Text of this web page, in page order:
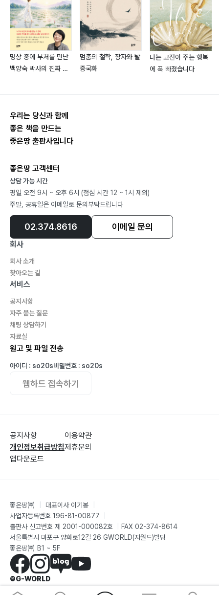
명상 중에 부처를 만난
백양숙 박사의 진짜 명
멈춤의 철학, 장자와 탈
중국화
나는 고전이 주는 행복
에 푹 빠졌습니다
우리는 당신과 함께
좋은 책을 만드는
좋은땅 출판사입니다
좋은땅 고객센터
상담 가능 시간
평일 오전 9시 ~ 오후 6시 (점심 시간 12 ~ 1시 제외)
주말, 공휴일은 이메일로 문의부탁드립니다
02.374.8616 이메일 문의
회사
회사 소개
찾아오는 길
서비스
공지사항
자주 묻는 질문
채팅 상담하기
자료실
원고 및 파일 전송
아이디 : so20s비밀번호 : so20s
웹하드 접속하기
공지사항
개인정보취급방침
앱다운로드
이용약관
제휴문의
좋은땅㈜ 대표이사 이기봉
사업자등록번호 196-81-00877
출판사 신고번호 제 2001-000082호
FAX 02-374-8614
서울특별시 마포구 양화로12길 26 GWORLD(지월드)빌딩
좋은땅㈜ B1 ~ 5F
©G-WORLD